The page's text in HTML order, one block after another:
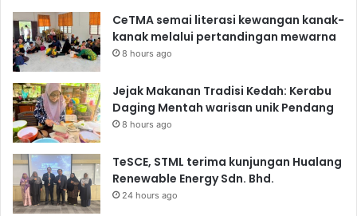
CeTMA semai literasi kewangan kanak-
kanak melalui pertandingan mewarna
8 hours ago
Jejak Makanan Tradisi Kedah: Kerabu
Daging Mentah warisan unik Pendang
8 hours ago
TeSCE, STML terima kunjungan Hualang
Renewable Energy Sdn. Bhd.
24 hours ago